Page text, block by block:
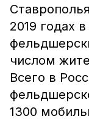
2019 годах
числом
Всего в
1300